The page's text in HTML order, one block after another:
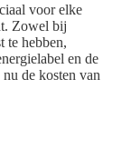
voor elke
Zowel bij
te hebben,
en de
de kosten van